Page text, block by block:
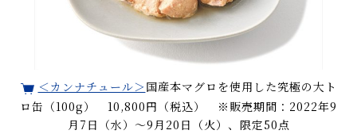
＜カンナチュール＞ 国産本マグロを使用した究極の大ト
ロ缶（100g） 10,800円（税込） ※販売期間：2022年9
月7日（水）～9月20日（火）、限定50点